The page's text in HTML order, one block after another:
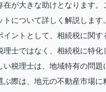
在が大きな助けとなります
について詳しく解説します。
イントとして、相続税に関
理士ではなく、相続税に特
い税理士は、地域特有の問
ぶ際は、地元の不動産市場